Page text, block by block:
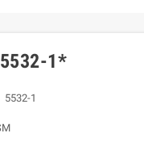
5532-1*
5532-1